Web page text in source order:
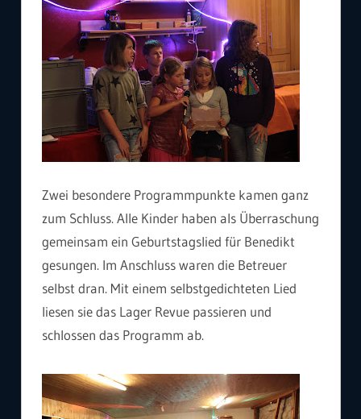
Zwei besondere Programmpunkte kamen ganz
zum Schluss. Alle Kinder haben als Überraschung
gemeinsam ein Geburtstagslied für Benedikt
gesungen. Im Anschluss waren die Betreuer
selbst dran. Mit einem selbstgedichteten Lied
liesen sie das Lager Revue passieren und
schlossen das Programm ab.